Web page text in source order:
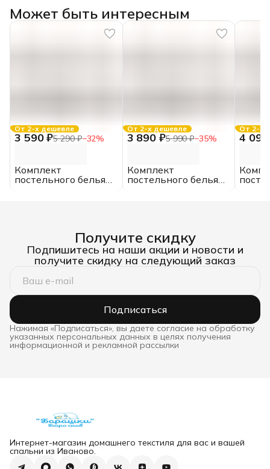
Может быть интересным
От 2-х дешевле
3 590 ₽5 290 ₽−32%
Комплект
постельного белья
От 2-х дешевле
3 890 ₽5 990 ₽−35%
Комплект
постельного белья
От 2-х
4
Получите скидку
Подпишитесь на наши акции и новости и
получите скидку на следующий заказ
Подписаться
Нажимая «Подписаться», вы даете согласие на обработку
указанных персональных данных в целях получения
информационной и рекламной рассылки
Интернет-магазин домашнего текстиля для вас и вашей
спальни из Иваново.